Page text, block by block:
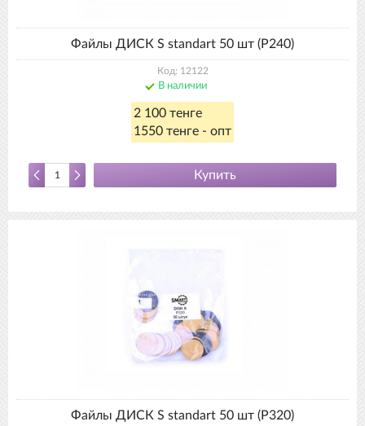
Файлы ДИСК S standart 50 шт (P240)
Код: 12122
В наличии
2 100 тенге
1550 тенге - опт
Купить
Файлы ДИСК S standart 50 шт (P320)